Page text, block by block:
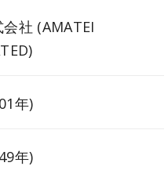
社 (AMATEI
年)
年)